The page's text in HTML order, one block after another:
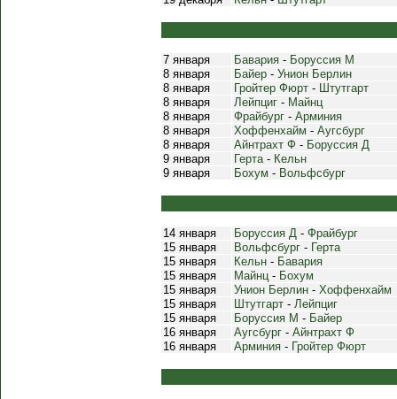
7 января Бавария - Боруссия М
8 января
Байер - Унион Берлин
8 января
Гройтер Фюрт - Штутгарт
8 января
Лейпциг - Майнц
8 января
Фрайбург - Арминия
8 января
Хоффенхайм - Аугсбург
8 января
Айнтрахт Ф - Боруссия Д
9 января
Герта- Кельн
9 января
Бохум - Вольфсбург
14 января Боруссия Д - Фрайбург
15 января
Вольфсбург - Герта
15 января
Кельн - Бавария
15 января
Майнц- Бохум
15 января
Унион Берлин - Хоффенхайм
15 января
Штутгарт - Лейпциг
15 января
Боруссия М - Байер
16 января
Аугсбург - Айнтрахт Ф
16 января
Арминия - Гройтер Фюрт